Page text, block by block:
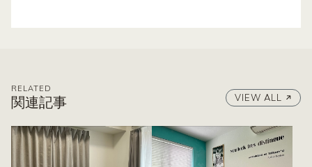
RELATED
関連記事 VIEW ALL